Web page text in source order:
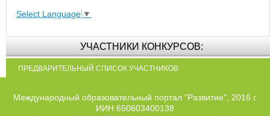
Select Language ▼
УЧАСТНИКИ КОНКУРСОВ:
ПРЕДВАРИТЕЛЬНЫЙ СПИСОК УЧАСТНИКОВ
Международный образовательный портал "Развитие", 2016 г.
ИИН 650603400138